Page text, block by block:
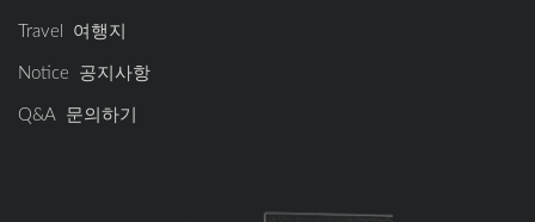
Travel 여행지
Notice 공지사항
Q&A 문의하기